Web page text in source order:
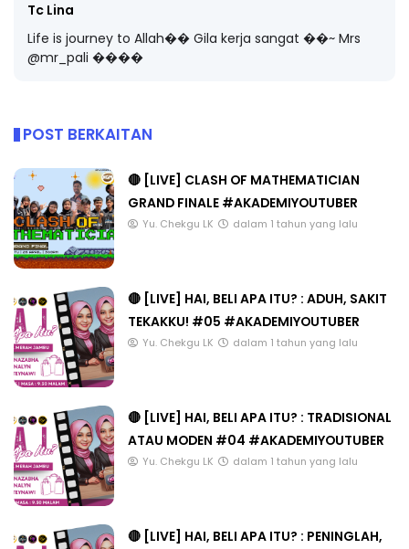
Tc Lina
Life is journey to Allah�� Gila kerja sangat ��~ Mrs
@mr_pali ����
POST BERKAITAN
🔴 [LIVE] CLASH OF MATHEMATICIAN
GRAND FINALE #AKADEMIYOUTUBER
Yu. Chekgu LK dalam 1 tahun yang lalu
🔴 [LIVE] HAI, BELI APA ITU? : ADUH, SAKIT
TEKAKKU! #05 #AKADEMIYOUTUBER
Yu. Chekgu LK dalam 1 tahun yang lalu
🔴 [LIVE] HAI, BELI APA ITU? : TRADISIONAL
ATAU MODEN #04 #AKADEMIYOUTUBER
Yu. Chekgu LK dalam 1 tahun yang lalu
🔴 [LIVE] HAI, BELI APA ITU? : PENINGLAH,